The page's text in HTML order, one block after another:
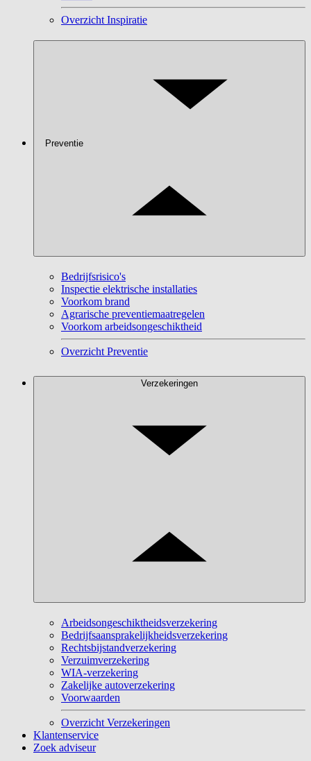
Overzicht Inspiratie
Preventie
Bedrijfsrisico's
Inspectie elektrische installaties
Voorkom brand
Agrarische preventiemaatregelen
Voorkom arbeidsongeschiktheid
Overzicht Preventie
Verzekeringen
Arbeidsongeschiktheidsverzekering
Bedrijfsaansprakelijkheidsverzekering
Rechtsbijstandverzekering
Verzuimverzekering
WIA-verzekering
Zakelijke autoverzekering
Voorwaarden
Overzicht Verzekeringen
Klantenservice
Zoek adviseur